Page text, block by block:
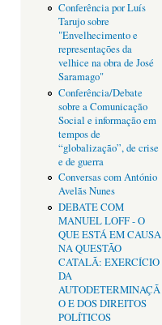
Conferência por Luís
Tarujo sobre
"Envelhecimento e
representações da
velhice na obra de José
Saramago"
Conferência/Debate
sobre a Comunicação
Social e informação em
tempos de
“globalização”, de crise
e de guerra
Conversas com António
Avelãs Nunes
DEBATE COM
MANUEL LOFF - O
QUE ESTÁ EM CAUSA
NA QUESTÃO
CATALÃ: EXERCÍCIO
DA
AUTODETERMINAÇÃ
O E DOS DIREITOS
POLÍTICOS